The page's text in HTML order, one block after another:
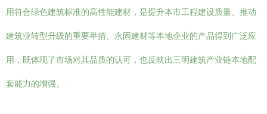
用符合绿色建筑标准的高性能建材，是提升本市工程建设质量、推动
建筑业转型升级的重要举措。永固建材等本地企业的产品得到广泛应
用，既体现了市场对其品质的认可，也反映出三明建筑产业链本地配
套能力的增强。